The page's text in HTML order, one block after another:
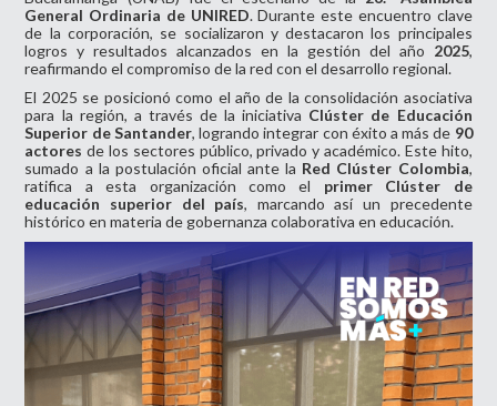
General Ordinaria de UNIRED. Durante este encuentro clave
de la corporación, se socializaron y destacaron los principales
logros y resultados alcanzados en la gestión del año 2025,
reafirmando el compromiso de la red con el desarrollo regional.
El 2025 se posicionó como el año de la consolidación asociativa
para la región, a través de la iniciativa Clúster de Educación
Superior de Santander, logrando integrar con éxito a más de 90
actores de los sectores público, privado y académico. Este hito,
sumado a la postulación oficial ante la Red Clúster Colombia,
ratifica a esta organización como el primer Clúster de
educación superior del país, marcando así un precedente
histórico en materia de gobernanza colaborativa en educación.